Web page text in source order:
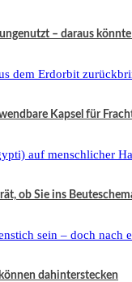
– daraus
Kapsel für Fracht
ob Sie ins
dahinterstecken